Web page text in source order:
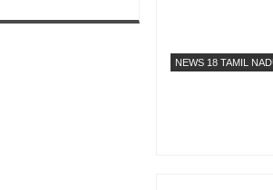
NEWS 18 TAMIL